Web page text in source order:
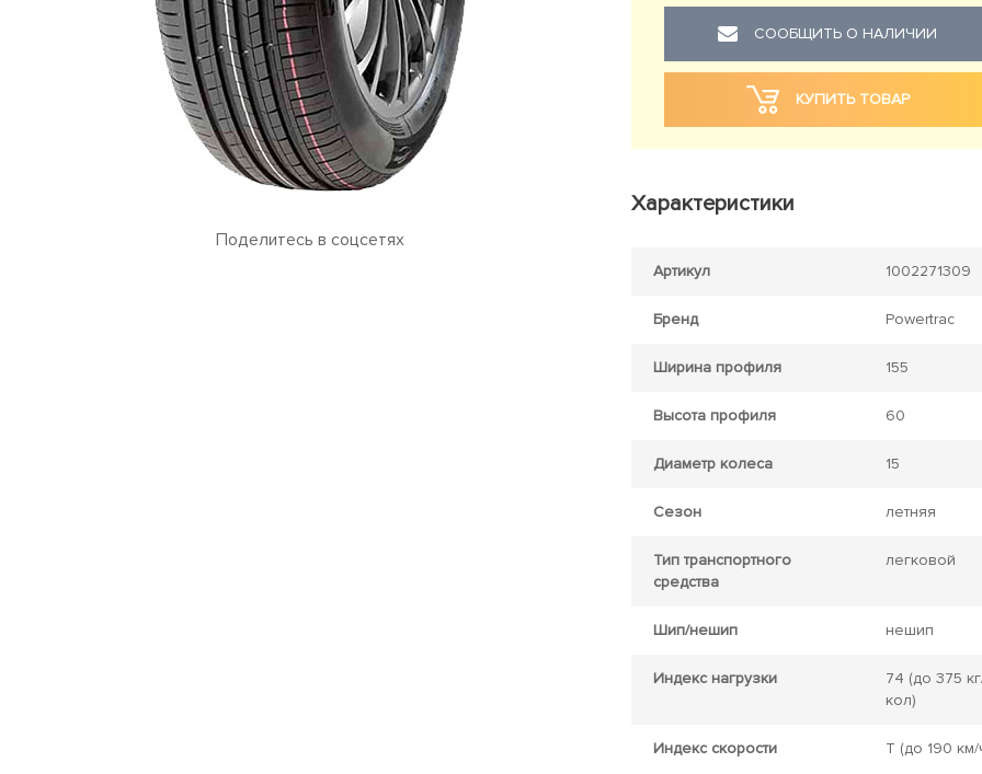
Поделитесь в соцсетях
СООБЩИТЬ О НАЛИЧИИ
КУПИТЬ ТОВАР
Характеристики
Артикул 1002271309
Бренд Powertrac
Ширина профиля 155
Высота профиля 60
Диаметр колеса 15
Сезон летняя
Тип транспортного
средства
легковой
Шип/нешип нешип
Индекс нагрузки 74 (до 375
кол)
Индекс скорости T (до 190 км/